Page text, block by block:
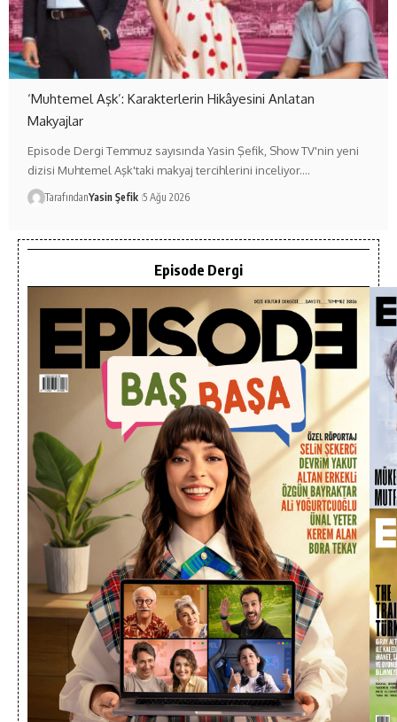
‘Muhtemel Aşk’: Karakterlerin Hikâyesini Anlatan
Makyajlar
Episode Dergi Temmuz sayısında Yasin Şefik, Show TV'nin yeni
dizisi Muhtemel Aşk'taki makyaj tercihlerini inceliyor.…
TarafındanYasin Şefik 5 Ağu 2026
Episode Dergi